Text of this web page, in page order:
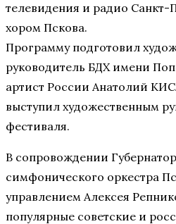
телевидения и радио Санкт-
хором Пскова.
Программу подготовил
руководитель БДХ имени
артист России Анатолий
выступил художественным
фестиваля.
В сопровождении
симфонического оркестра
управлением Алексея
популярные советские и